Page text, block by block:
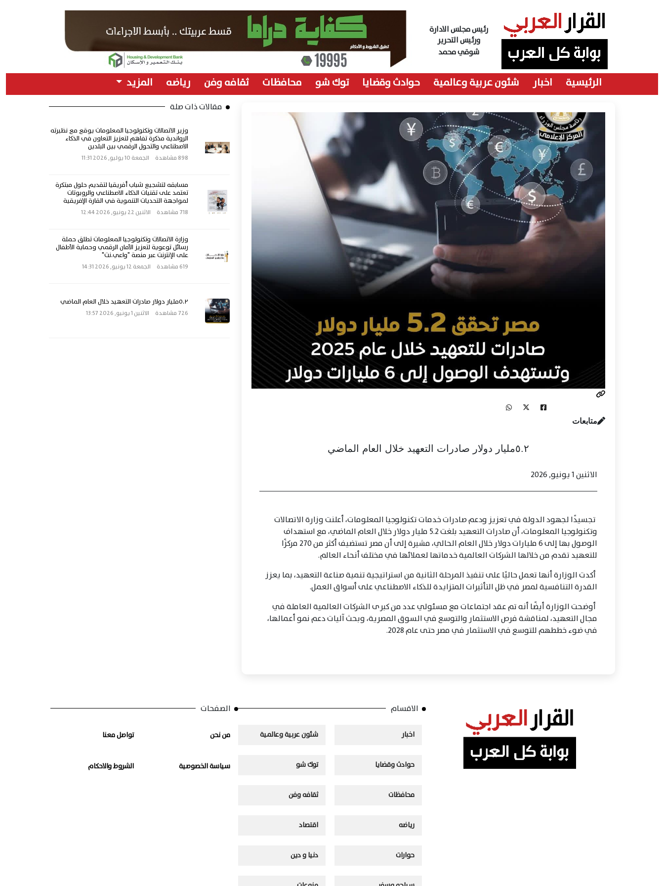
رئيس مجلس الادارة
ورئيس التحرير
شوقي محمد
الرئيسية اخبار شئون عربية وعالمية حوادث وقضايا توك شو محافظات ثقافه وفن رياضه المزيد
متابعات
٥.٢مليار دولار صادرات التعهيد خلال العام الماضي
الاثنين 1 يونيو, 2026
تجسيدًا لجهود الدولة في تعزيز ودعم صادرات خدمات تكنولوجيا المعلومات، أعلنت وزارة الاتصالات
وتكنولوجيا المعلومات، أن صادرات التعهيد بلغت 5.2 مليار دولار خلال العام الماضي، مع استهداف
الوصول بها إلى 6 مليارات دولار خلال العام الحالي، مشيرة إلى أن مصر تستضيف أكثر من 270 مركزًا
للتعهيد تقدم من خلالها الشركات العالمية خدماتها لعملائها في مختلف أنحاء العالم.
أكدت الوزارة أنها تعمل حاليًا على تنفيذ المرحلة الثانية من استراتيجية تنمية صناعة التعهيد، بما يعزز
القدرة التنافسية لمصر في ظل التأثيرات المتزايدة للذكاء الاصطناعي على أسواق العمل.
أوضحت الوزارة أيضًا أنه تم عقد اجتماعات مع مسئولي عدد من كبرى الشركات العالمية العاملة في
مجال التعهيد، لمناقشة فرص الاستثمار والتوسع في السوق المصرية، وبحث آليات دعم نمو أعمالها،
في ضوء خططهم للتوسع في الاستثمار في مصر حتى عام 2028.
مقالات ذات صلة
وزير الاتصالات وتكنولوجيا المعلومات يوقع مع نظيرته
الرواندية مذكرة تفاهم لتعزيز التعاون في الذكاء
الاصطناعي والتحول الرقمي بين البلدين
898 مشاهدة الجمعة 10 يوليو, 2026 11:31
مسابقه لتشجيع شباب أفريقيا لتقديم حلول مبتكرة
تعتمد على تقنيات الذكاء الاصطناعي والروبوتات
لمواجهة التحديات التنموية في القارة الإفريقية
718 مشاهدة الاثنين 22 يونيو, 2026 12:44
وزارة الاتصالات وتكنولوجيا المعلومات تطلق حملة
رسائل توعوية لتعزيز الأمان الرقمي وحماية الأطفال
على الإنترنت عبر منصة "واعي.نت"
619 مشاهدة الجمعة 12 يونيو, 2026 14:31
٥.٢مليار دولار صادرات التعهيد خلال العام الماضي
726 مشاهدة الاثنين 1 يونيو, 2026 13:57
الاقسام
اخبار شئون عربية وعالمية
حوادث وقضايا توك شو
محافظات ثقافه وفن
رياضه اقتصاد
حوارات دنيا و دين
الصفحات
من نحن تواصل معنا
سياسة الخصوصية الشروط والاحكام